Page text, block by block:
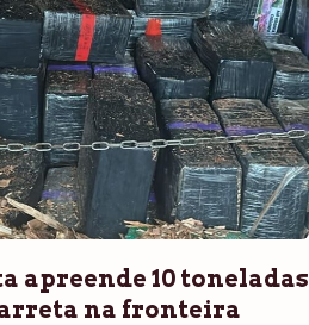
apreende 10 toneladas
na fronteira